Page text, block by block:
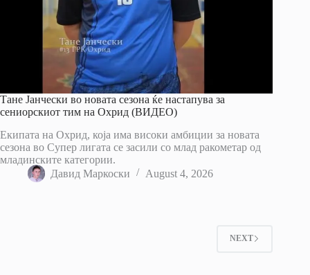
Тане Јанчески во новата сезона ќе настапува за
сениорскиот тим на Охрид (ВИДЕО)
Екипата на Охрид, која има високи амбиции за новата
сезона во Супер лигата се засили со млад ракометар од
младинските категории.
Давид Маркоски
August 4, 2026
NEXT